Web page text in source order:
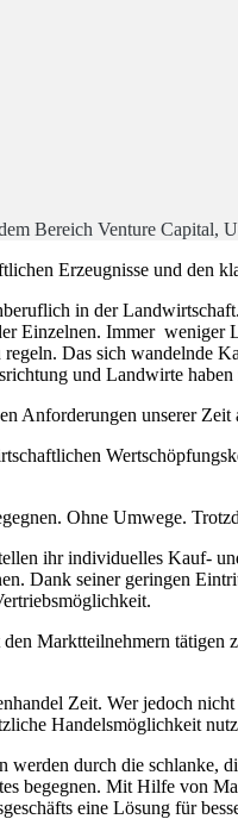
Bereich Venture Capital,
Erzeugnisse und den
in der
Einzelnen. Immer
Das sich wandelnde
und Landwirte
Anforderungen unserer
Ohne Umwege.
ihr individuelles Kauf-
Dank seiner geringen
Marktteilnehmern
Zeit. Wer jedoch
Handelsmöglichkeit
werden durch die
begegnen. Mit Hilfe von
eine Lösung für